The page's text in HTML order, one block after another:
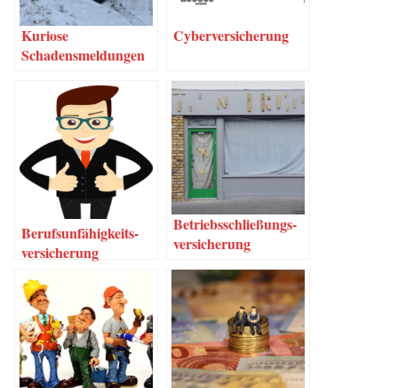
Kurio­se
Schadensmeldungen
Cyber­ver­si­che­rung
Berufs­un­fä­hig­keits­
ver­si­che­rung
Betriebs­schlie­ßungs­
ver­si­che­rung